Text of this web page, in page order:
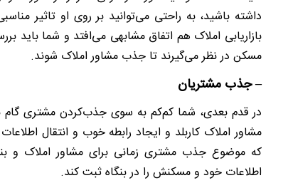
داشته باشید، به راحتی می‌توانید بر روی او تاثیر
بازاریابی املاک هم اتفاق مشابهی می‌افتد و شما باید
مسکن در نظر می‌گیرند تا جذب مشاور املاک شوند.
– جذب مشتریان
در قدم بعدی، شما کم‌کم به سوی جذب‌کردن مشتری گام
مشاور املاک کاربلد و ایجاد رابطه خوب و انتقال
که موضوع جذب مشتری زمانی برای مشاور املاک و
اطلاعات خود و مسکنش را در بنگاه ثبت کند.